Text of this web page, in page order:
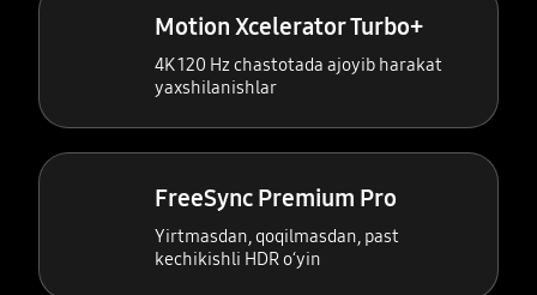
Motion Xcelerator Turbo+
4K 120 Hz chastotada ajoyib harakat
yaxshilanishlar
FreeSync Premium Pro
Yirtmasdan, qoqilmasdan, past
kechikishli HDR oʻyin